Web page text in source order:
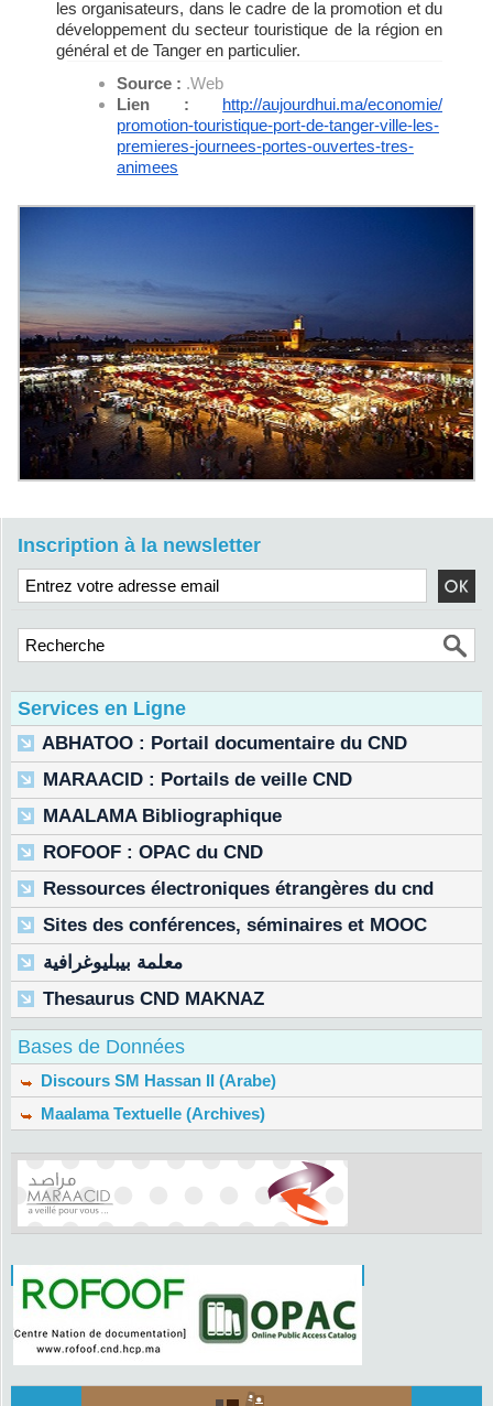
les organisateurs, dans le cadre de la promotion et du
développement du secteur touristique de la région en
général et de Tanger en particulier.
Source : .Web
Lien : http://aujourdhui.ma/economie/
promotion-touristique-port-de-tanger-ville-les-
premieres-journees-portes-ouvertes-tres-
animees
Inscription à la newsletter
Services en Ligne
ABHATOO : Portail documentaire du CND
MARAACID : Portails de veille CND
MAALAMA Bibliographique
ROFOOF : OPAC du CND
Ressources électroniques étrangères du cnd
Sites des conférences, séminaires et MOOC
معلمة بيبليوغرافية
Thesaurus CND MAKNAZ
Bases de Données
Discours SM Hassan II (Arabe)
Maalama Textuelle (Archives)